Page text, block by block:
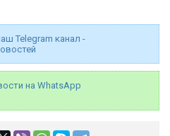
Telegram канал -
на WhatsApp